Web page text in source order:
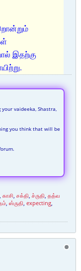
இதற்கு
vaideeka, Shastra,
you think that will be
, காசி, சக்தி, ச்ருதி, தத்வ
, ஸ்ருதி, expecting,